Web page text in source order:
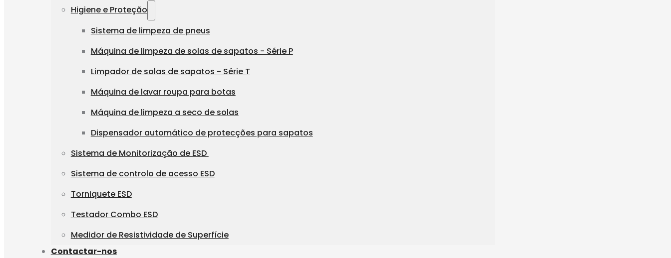
Higiene e Proteção
Sistema de limpeza de pneus
Máquina de limpeza de solas de sapatos - Série P
Limpador de solas de sapatos - Série T
Máquina de lavar roupa para botas
Máquina de limpeza a seco de solas
Dispensador automático de protecções para sapatos
Sistema de Monitorização de ESD
Sistema de controlo de acesso ESD
Torniquete ESD
Testador Combo ESD
Medidor de Resistividade de Superfície
Contactar-nos